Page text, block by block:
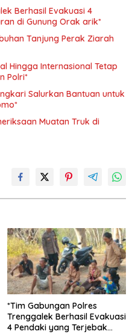
Berhasil Evakuasi 4
di Gunung Orak arik*
Tanjung Perak Ziarah
Hingga Internasional Tetap
Polri*
Salurkan Bantuan untuk
Muatan Truk di
*Tim Gabungan Polres
Trenggalek Berhasil Evakuasi
4 Pendaki yang Terjebak